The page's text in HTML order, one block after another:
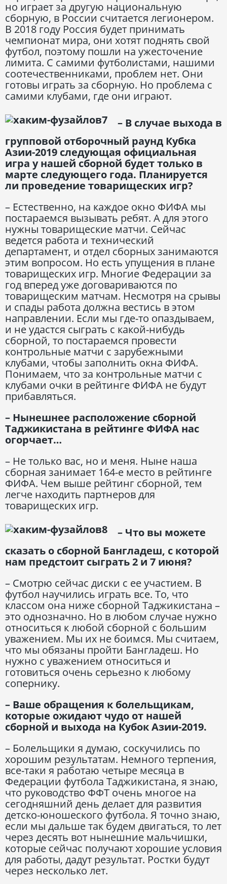
но играет за другую национальную
сборную, в России считается легионером.
В 2018 году Россия будет принимать
чемпионат мира, они хотят поднять свой
футбол, поэтому пошли на ужесточение
лимита. С самими футболистами, нашими
соотечественниками, проблем нет. Они
готовы играть за сборную. Но проблема с
самими клубами, где они играют.
– В случае выхода в
групповой отборочный раунд Кубка
Азии-2019 следующая официальная
игра у нашей сборной будет только в
марте следующего года. Планируется
ли проведение товарищеских игр?
– Естественно, на каждое окно ФИФА мы
постараемся вызывать ребят. А для этого
нужны товарищеские матчи. Сейчас
ведется работа и технический
департамент, и отдел сборных занимаются
этим вопросом. Но есть упущения в плане
товарищеских игр. Многие Федерации за
год вперед уже договариваются по
товарищеским матчам. Несмотря на срывы
и спады работа должна вестись в этом
направлении. Если мы где-то опаздываем,
и не удастся сыграть с какой-нибудь
сборной, то постараемся провести
контрольные матчи с зарубежными
клубами, чтобы заполнить окна ФИФА.
Понимаем, что за контрольные матчи с
клубами очки в рейтинге ФИФА не будут
прибавляться.
– Нынешнее расположение сборной
Таджикистана в рейтинге ФИФА нас
огорчает…
– Не только вас, но и меня. Ныне наша
сборная занимает 164-е место в рейтинге
ФИФА. Чем выше рейтинг сборной, тем
легче находить партнеров для
товарищеских игр.
– Что вы можете
сказать о сборной Бангладеш, с которой
нам предстоит сыграть 2 и 7 июня?
– Смотрю сейчас диски с ее участием. В
футбол научились играть все. То, что
классом она ниже сборной Таджикистана –
это однозначно. Но в любом случае нужно
относиться к любой сборной с большим
уважением. Мы их не боимся. Мы считаем,
что мы обязаны пройти Бангладеш. Но
нужно с уважением относиться и
готовиться очень серьезно к любому
сопернику.
– Ваше обращения к болельщикам,
которые ожидают чудо от нашей
сборной и выхода на Кубок Азии-2019.
– Болельщики я думаю, соскучились по
хорошим результатам. Немного терпения,
все-таки я работаю четыре месяца в
Федерации футбола Таджикистана, я знаю,
что руководство ФФТ очень многое на
сегодняшний день делает для развития
детско-юношеского футбола. Я точно знаю,
если мы дальше так будем двигаться, то лет
через десять вот нынешние мальчишки,
которые сейчас получают хорошие условия
для работы, дадут результат. Ростки будут
через несколько лет.